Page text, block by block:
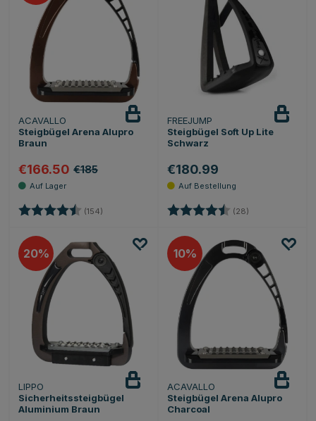
ACAVALLO
Steigbügel Arena Alupro
Braun
€166.50 €185
Bewertung: (154) 4.8 von 5 Sternen
FREEJUMP
Steigbügel Soft Up Lite
Schwarz
€180.99
Bewertung: (28)
20
LIPPO
Sicherheitssteigbügel
Aluminium Braun
10
ACAVALLO
Steigbügel Arena Alupro
Charcoal